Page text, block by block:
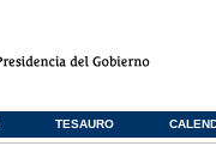
TESAURO